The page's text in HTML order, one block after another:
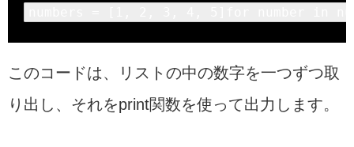
このコードは、リストの中の数字を一つずつ取
り出し、それをprint関数を使って出力します。